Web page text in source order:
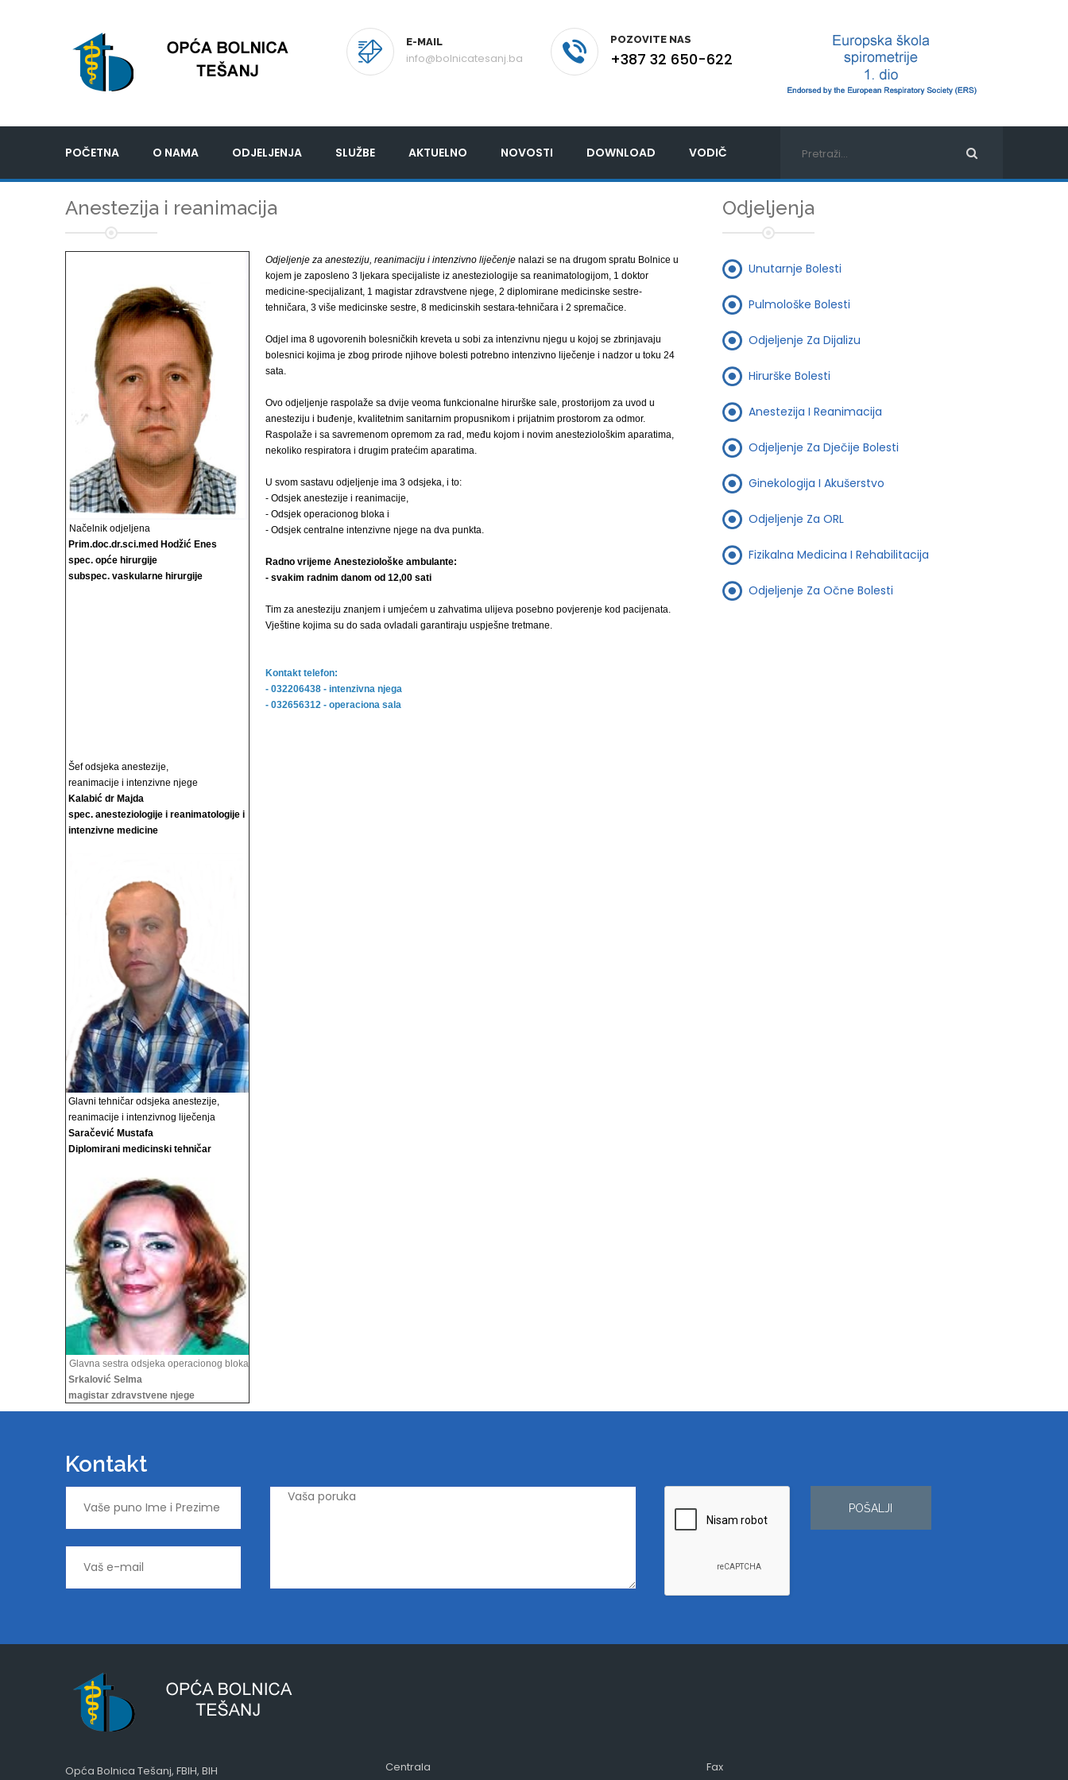
E-MAIL
info@bolnicatesanj.ba
POZOVITE NAS
+387 32 650-622
POČETNA O NAMA ODJELJENJA SLUŽBE AKTUELNO NOVOSTI DOWNLOAD VODIČ
Anestezija i reanimacija
Načelnik odjeljena
Prim.doc.dr.sci.med Hodžić Enes
spec. opće hirurgije
subspec. vaskularne hirurgije
Šef odsjeka anestezije,
reanimacije i intenzivne njege
Kalabić dr Majda
spec. anesteziologije i reanimatologije i
intenzivne medicine
Glavni tehničar odsjeka anestezije,
reanimacije i intenzivnog liječenja
Saračević Mustafa
Diplomirani medicinski tehničar
Glavna sestra odsjeka operacionog bloka
Srkalović Selma
magistar zdravstvene njege
Odjeljenje za anesteziju, reanimaciju i intenzivno liječenje nalazi se na drugom spratu Bolnice u
kojem je zaposleno 3 ljekara specijaliste iz anesteziologije sa reanimatologijom, 1 doktor
medicine-specijalizant, 1 magistar zdravstvene njege, 2 diplomirane medicinske sestre-
tehničara, 3 više medicinske sestre, 8 medicinskih sestara-tehničara i 2 spremačice.
Odjel ima 8 ugovorenih bolesničkih kreveta u sobi za intenzivnu njegu u kojoj se zbrinjavaju
bolesnici kojima je zbog prirode njihove bolesti potrebno intenzivno liječenje i nadzor u toku 24
sata.
Ovo odjeljenje raspolaže sa dvije veoma funkcionalne hirurške sale, prostorijom za uvod u
anesteziju i buđenje, kvalitetnim sanitarnim propusnikom i prijatnim prostorom za odmor.
Raspolaže i sa savremenom opremom za rad, među kojom i novim anesteziološkim aparatima,
nekoliko respiratora i drugim pratećim aparatima.
U svom sastavu odjeljenje ima 3 odsjeka, i to:
- Odsjek anestezije i reanimacije,
- Odsjek operacionog bloka i
- Odsjek centralne intenzivne njege na dva punkta.
Radno vrijeme Anesteziološke ambulante:
- svakim radnim danom od 12,00 sati
Tim za anesteziju znanjem i umjećem u zahvatima ulijeva posebno povjerenje kod pacijenata.
Vještine kojima su do sada ovladali garantiraju uspješne tretmane.
Kontakt telefon:
- 032206438 - intenzivna njega
- 032656312 - operaciona sala
Odjeljenja
Unutarnje Bolesti
Pulmološke Bolesti
Odjeljenje Za Dijalizu
Hirurške Bolesti
Anestezija I Reanimacija
Odjeljenje Za Dječije Bolesti
Ginekologija I Akušerstvo
Odjeljenje Za ORL
Fizikalna Medicina I Rehabilitacija
Odjeljenje Za Očne Bolesti
Kontakt
POŠALJI
Opća Bolnica Tešanj, FBIH, BIH Centrala Fax